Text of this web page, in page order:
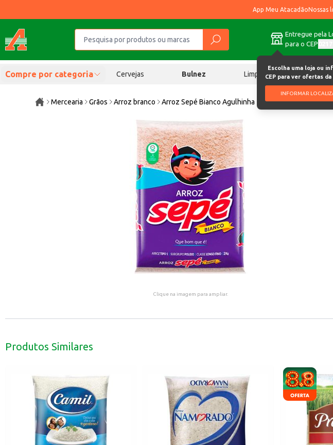
App Meu AtacadãoNossas
Entregue pela
para o CEP
Escolha uma loja ou
CEP para ver ofertas
INFORMAR
Compre por categoria Cervejas Bulnez Limpeza
Mercearia Grãos Arroz branco Arroz Sepé Bianco Agulhinha Tipo 1 2kg
Clique na imagem para ampliar.
Produtos Similares